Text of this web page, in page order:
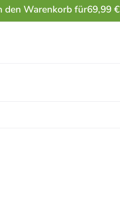
den Warenkorb für69,99 €